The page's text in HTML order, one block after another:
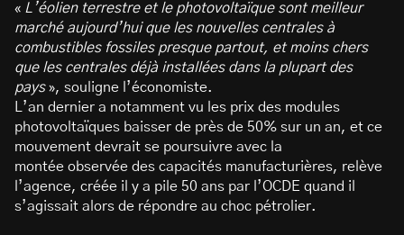
« L’éolien terrestre et le photovoltaïque sont meilleur
marché aujourd’hui que les nouvelles centrales à
combustibles fossiles presque partout, et moins chers
que les centrales déjà installées dans la plupart des
pays», souligne l’économiste.
L’an dernier a notamment vu les prix des modules
photovoltaïques baisser de près de 50% sur un an, et ce
mouvement devrait se poursuivre avec la
montée observée des capacités manufacturières, relève
l’agence, créée il y a pile 50 ans par l’OCDE quand il
s’agissait alors de répondre au choc pétrolier.